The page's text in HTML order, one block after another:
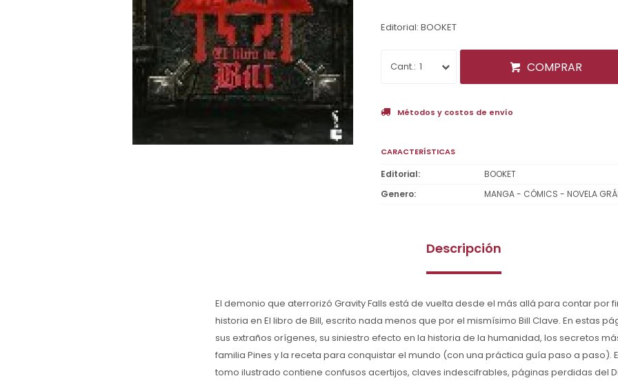
Editorial: BOOKET
1 COMPRAR
Métodos y costos de envío
CARACTERÍSTICAS
Editorial
BOOKET
Genero
MANGA - CÓMICS - NOVELA
Descripción
El demonio que aterrorizó Gravity Falls está de vuelta desde el más allá para contar por
historia en El libro de Bill, escrito nada menos que por el mismísimo Bill Clave. En estas
sus extraños orígenes, su siniestro efecto en la historia de la humanidad, los secretos
familia Pines y la receta para conquistar el mundo (con una práctica guía paso a paso).
tomo ilustrado contiene confusos acertijos, claves indescifrables, páginas perdidas del